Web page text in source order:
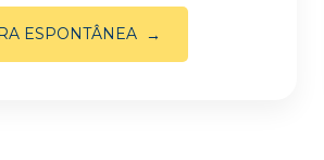
ESPONTÂNEA